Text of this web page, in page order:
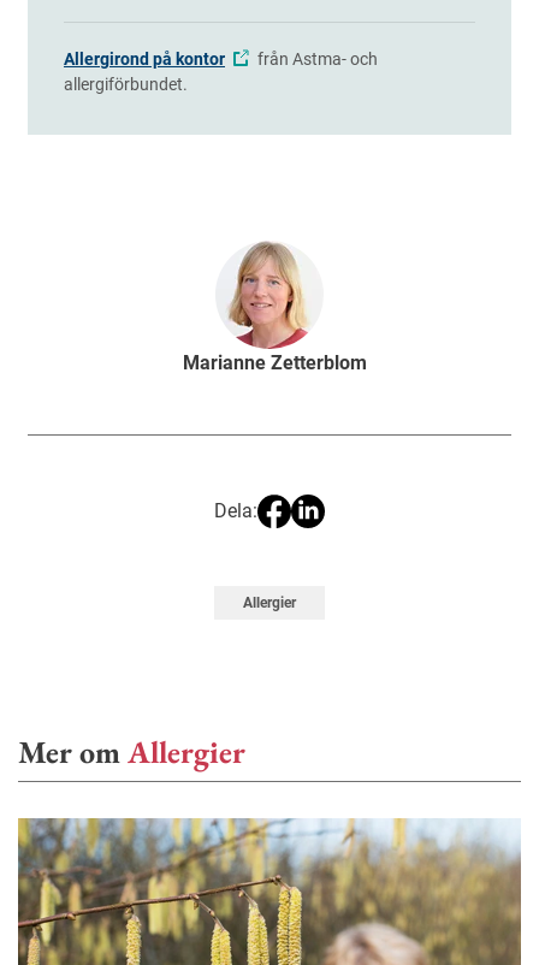
Allergirond på kontor
från Astma- och
allergiförbundet.
Marianne Zetterblom
Dela:
Allergier
Mer omAllergier